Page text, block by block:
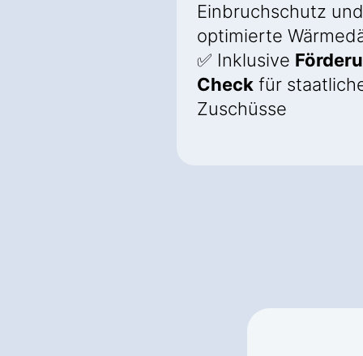
Einbruchschutz und
optimierte
✅ Inklusive
Check für
Zuschüsse